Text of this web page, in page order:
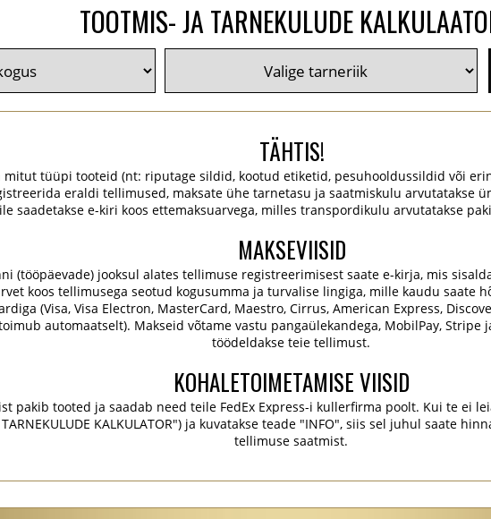
TOOTMIS- JA TARNEKULUDE
TÄHTIS!
mitut tüüpi tooteid (nt: riputage sildid, kootud etiketid, pesuhooldussildid või
eraldi tellimused, maksate ühe tarnetasu ja saatmiskulu arvutatakse
saadetakse e-kiri koos ettemaksuarvega, milles transpordikulu arvutatakse
MAKSEVIISID
(tööpäevade) jooksul alates tellimuse registreerimisest saate e-kirja, mis
koos tellimusega seotud kogusumma ja turvalise lingiga, mille kaudu saate
(Visa, Visa Electron, MasterCard, Maestro, Cirrus, American Express,
automaatselt). Makseid võtame vastu pangaülekandega, MobilPay, Stripe
töödeldakse teie tellimust.
KOHALETOIMETAMISE VIISID
pakib tooted ja saadab need teile FedEx Express-i kullerfirma poolt. Kui te ei
TARNEKULUDE KALKULATOR") ja kuvatakse teade "INFO", siis sel juhul saate
tellimuse saatmist.